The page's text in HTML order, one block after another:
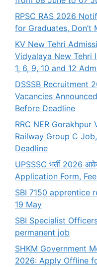
RPSC RAS 2026
for Graduates, Don’t
KV New Tehri
Vidyalaya New Tehri
1, 6, 9, 10 and 12
DSSSB Recruitment
Vacancies
Before Deadline
RRC NER
Railway Group C
Deadline
UPSSSC भर्ती 2026
Application Form,
SBI 7150 apprentice
19 May
SBI Specialist
permanent job
SHKM Government
2026: Apply Offline